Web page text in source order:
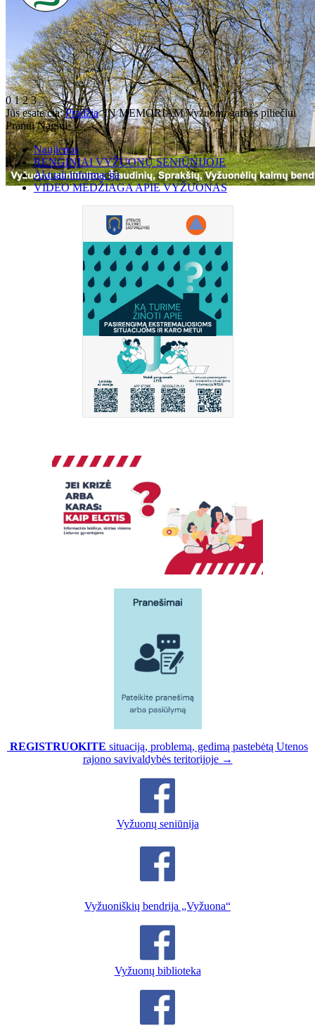
0123
Jūs esate čia:Pradžia IN MEMORIAM Vyžuonų garbės piliečiui
Pranui Nagiui
Naujienos
RENGINIAI VYŽUONŲ SENIŪNIJOJE
Aktuali informacija
VIDEO MEDŽIAGA APIE VYŽUONAS
REGISTRUOKITE situaciją, problemą, gedimą pastebėtą Utenos
rajono savivaldybės teritorijoje →
Vyžuonų seniūnija
Vyžuoniškių bendrija „Vyžuona“
Vyžuonų biblioteka